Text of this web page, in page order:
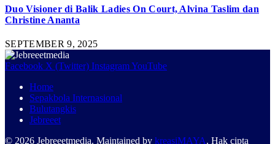
Duo Visioner di Balik Ladies On Court, Alvina Taslim dan
Christine Ananta
SEPTEMBER 9, 2025
Facebook X (Twitter) InstagramYouTube
Home
Sepakbola Internasional
Bulutangkis
Jebreeet
© 2026 Jebreeetmedia. Maintained by kreasiMAYA. Hak cipta